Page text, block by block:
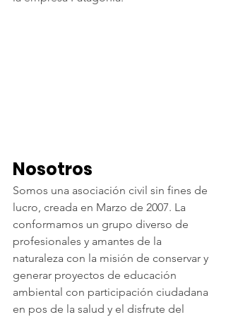
Nosotros
Somos una asociación civil sin fines de
lucro, creada en Marzo de 2007. La
conformamos un grupo diverso de
profesionales y amantes de la
naturaleza con la misión de conservar y
generar proyectos de educación
ambiental con participación ciudadana
en pos de la salud y el disfrute del